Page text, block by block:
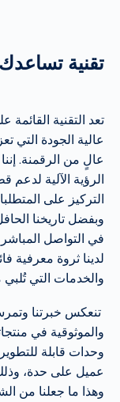
تقنية
تعد التقنية القائمة
عالية الجودة التي
عالٍ من الرقمنة.
الرؤية الآلية
التركيز على
في التواصل
لدينا ثروة معرفية
والخدمات التي تُلبي
تنعكس خبرتنا
والموثوقية في
وحدات قابلة
عميل على حدة،
وهذا ما جعلنا من